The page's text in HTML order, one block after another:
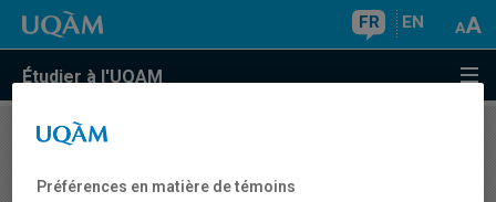
FR EN
Étudier à l'UQAM
COURS//
Préférences en matière de témoins